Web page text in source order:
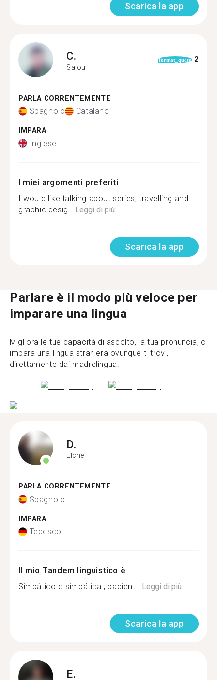
Scarica la app
C.
Salou
format_quote 2
PARLA CORRENTEMENTE
Spagnolo Catalano
IMPARA
Inglese
I miei argomenti preferiti
I would like talking about series, travelling and
graphic desig... Leggi di più
Scarica la app
Parlare è il modo più veloce per
imparare una lingua
Migliora le tue capacità di ascolto, la tua pronuncia, o
impara una lingua straniera ovunque ti trovi,
direttamente dai madrelingua.
D.
Elche
PARLA CORRENTEMENTE
Spagnolo
IMPARA
Tedesco
Il mio Tandem linguistico è
Simpático o simpática , pacient...Leggi di più
Scarica la app
E.